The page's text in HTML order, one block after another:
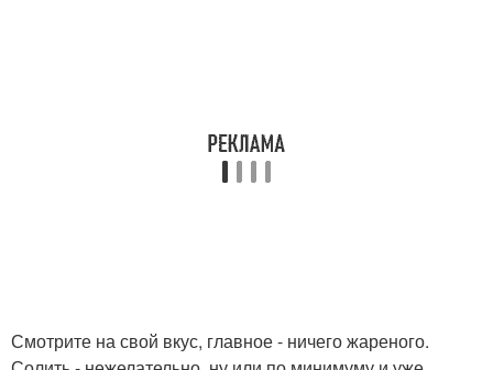
Смотрите на свой вкус, главное - ничего жареного.